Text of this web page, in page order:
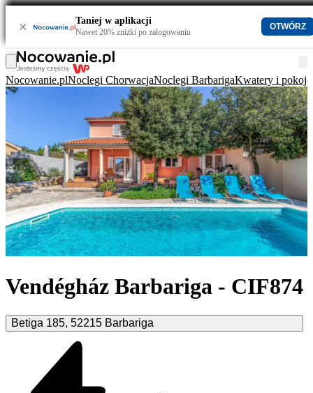
× Taniej w aplikacji
Nawet 20% zniżki po zalogowaniu
OTWÓRZ
Nocowanie.plNoclegi ChorwacjaNoclegi BarbarigaKwatery i
Vendégház Barbariga - CIF874
Betiga 185, 52215 Barbariga